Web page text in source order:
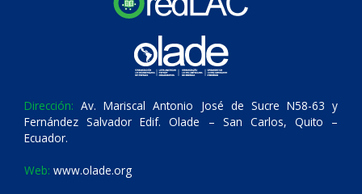
Dirección: Av. Mariscal Antonio José de Sucre N58-63 y
Fernández Salvador Edif. Olade – San Carlos, Quito –
Ecuador.
Web: www.olade.org